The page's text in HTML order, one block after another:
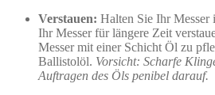
Verstauen: Halten Sie Ihr Messer
Ihr Messer für längere Zeit
Messer mit einer Schicht Öl zu
Ballistolöl. Vorsicht: Scharfe
Auftragen des Öls penibel darauf.